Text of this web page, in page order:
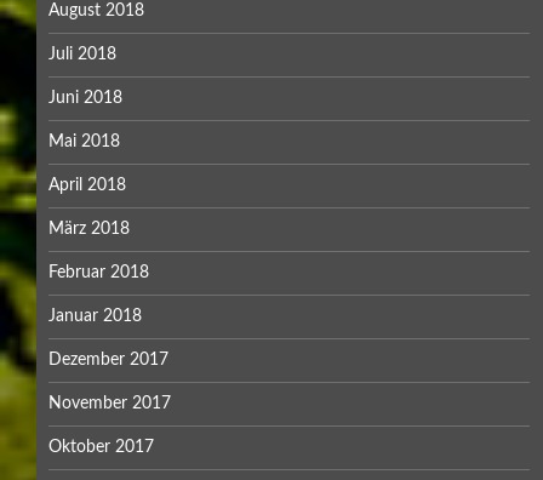
August 2018
Juli 2018
Juni 2018
Mai 2018
April 2018
März 2018
Februar 2018
Januar 2018
Dezember 2017
November 2017
Oktober 2017